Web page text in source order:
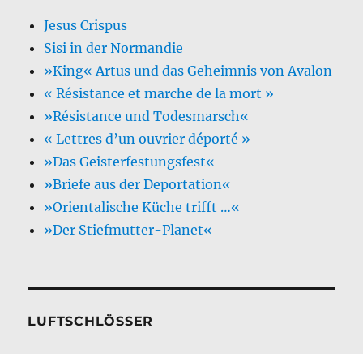
Jesus Crispus
Sisi in der Normandie
»King« Artus und das Geheimnis von Avalon
« Résistance et marche de la mort »
»Résistance und Todesmarsch«
« Lettres d’un ouvrier déporté »
»Das Geisterfestungsfest«
»Briefe aus der Deportation«
»Orientalische Küche trifft …«
»Der Stiefmutter-Planet«
LUFTSCHLÖSSER